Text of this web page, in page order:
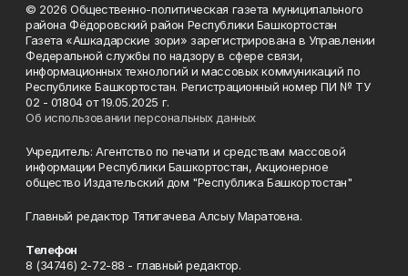
© 2026 Общественно-политическая газета муниципального
района Фёдоровский район Республики Башкортостан
Газета «Ашкадарские зори» зарегистрирована в Управлении
Федеральной службы по надзору в сфере связи,
информационных технологий и массовых коммуникаций по
Республике Башкортостан. Регистрационный номер ПИ № ТУ
02 - 01804 от 19.05.2025 г.
Об использовании персональных данных
Учредитель: Агентство по печати и средствам массовой
информации Республики Башкортостан, Акционерное
общество Издательский дом "Республика Башкортостан"
Главный редактор Тятигачева Алсыу Маратовна.
Телефон
8 (34746) 2-72-88 - главный редактор.